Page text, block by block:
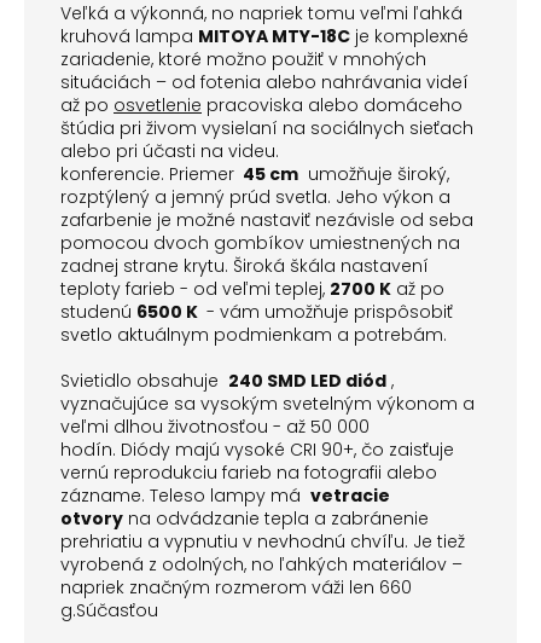
Veľká a výkonná, no napriek tomu veľmi ľahká
kruhová lampa MITOYA MTY-18C je komplexné
zariadenie, ktoré možno použiť v mnohých
situáciách – od fotenia alebo nahrávania videí
až po osvetlenie pracoviska alebo domáceho
štúdia pri živom vysielaní na sociálnych sieťach
alebo pri účasti na videu.
konferencie. Priemer 45 cm umožňuje široký,
rozptýlený a jemný prúd svetla. Jeho výkon a
zafarbenie je možné nastaviť nezávisle od seba
pomocou dvoch gombíkov umiestnených na
zadnej strane krytu. Široká škála nastavení
teploty farieb - od veľmi teplej, 2700 K až po
studenú 6500 K - vám umožňuje prispôsobiť
svetlo aktuálnym podmienkam a potrebám.
Svietidlo obsahuje 240 SMD LED diód ,
vyznačujúce sa vysokým svetelným výkonom a
veľmi dlhou životnosťou - až 50 000
hodín. Diódy majú vysoké CRI 90+, čo zaisťuje
vernú reprodukciu farieb na fotografii alebo
zázname. Teleso lampy má vetracie
otvory na odvádzanie tepla a zabránenie
prehriatiu a vypnutiu v nevhodnú chvíľu. Je tiež
vyrobená z odolných, no ľahkých materiálov –
napriek značným rozmerom váži len 660
g.Súčasťou